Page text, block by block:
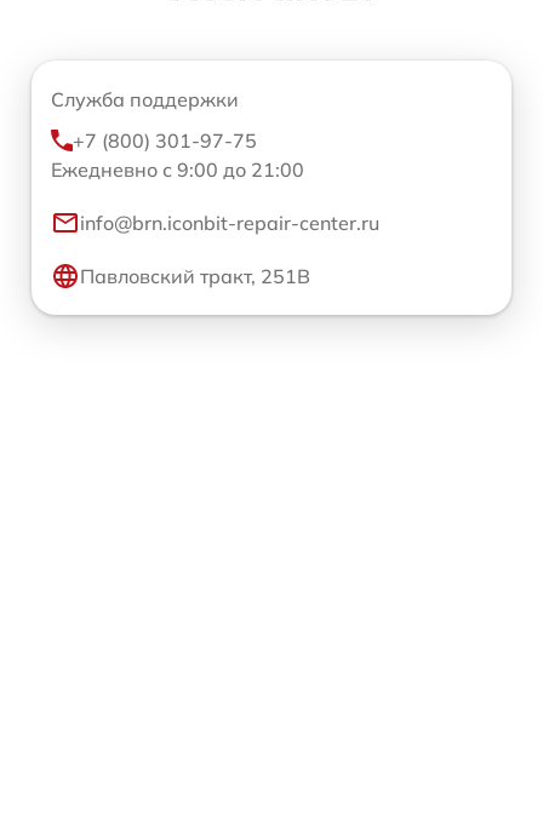
Служба поддержки
+7 (800) 301-97-75
Ежедневно с 9:00 до 21:00
info@brn.iconbit-repair-center.ru
Павловский тракт, 251В